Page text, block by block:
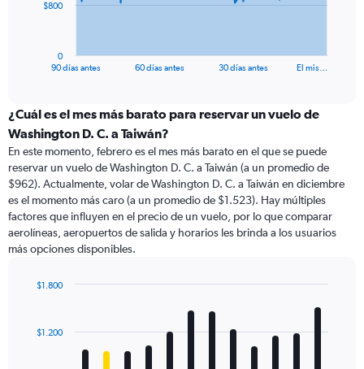
The
categories.
Range:
categories.
The
chart
has
1
Y
axis
values.
to
90 días antes 60 días antes 30 días antes El mis…
0
$800
¿Cuál es el mes más barato para reservar un vuelo de
Washington D. C. a Taiwán?
En este momento, febrero es el mes más barato en el que se puede
reservar un vuelo de Washington D. C. a Taiwán (a un promedio de
$962). Actualmente, volar de Washington D. C. a Taiwán en diciembre
es el momento más caro (a un promedio de $1.523). Hay múltiples
factores que influyen en el precio de un vuelo, por lo que comparar
aerolíneas, aeropuertos de salida y horarios les brinda a los usuarios
más opciones disponibles.
with
12
$1.200
$1.800